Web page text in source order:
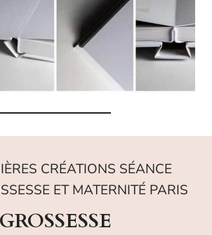
CRÉATIONS SÉANCE
ET MATERNITÉ PARIS
GROSSESSE